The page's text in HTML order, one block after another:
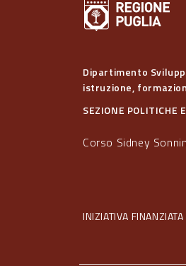
Dipartimento
istruzione,
SEZIONE POLITICHE
Corso Sidney
INIZIATIVA